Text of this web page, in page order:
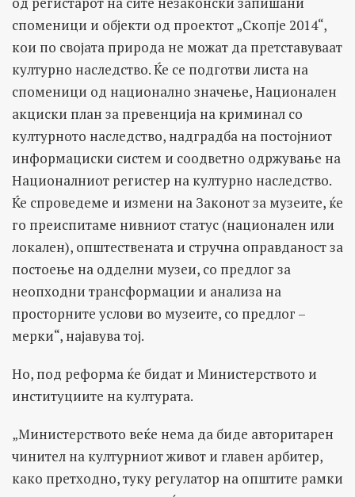
споменици и објекти од проектот „Скопје 2014“,
кои по својата природа не можат да претставуваат
културно наследство. Ќе се подготви листа на
споменици од национално значење, Национален
акциски план за превенција на криминал со
културното наследство, надградба на постојниот
информациски систем и соодветно одржување на
Националниот регистер на културно наследство.
Ќе спроведеме и измени на Законот за музеите, ќе
го преиспитаме нивниот статус (национален или
локален), општествената и стручна оправданост за
постоење на одделни музеи, со предлог за
неопходни трансформации и анализа на
просторните услови во музеите, со предлог –
мерки“, најавува тој.
Но, под реформа ќе бидат и Министерството и
институциите на културата.
„Министерството веќе нема да биде авторитарен
чинител на културниот живот и главен арбитeр,
како претходно, туку регулатор на општите рамки